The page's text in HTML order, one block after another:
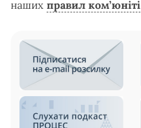
наших правил ком’юніті